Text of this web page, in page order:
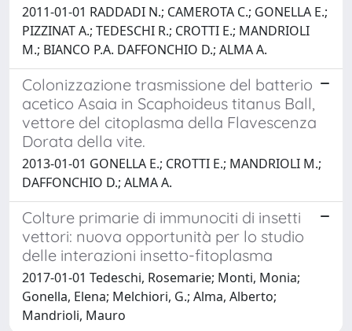
2011-01-01 RADDADI N.; CAMEROTA C.; GONELLA E.;
PIZZINAT A.; TEDESCHI R.; CROTTI E.; MANDRIOLI
M.; BIANCO P.A. DAFFONCHIO D.; ALMA A.
Colonizzazione trasmissione del batterio
acetico Asaia in Scaphoideus titanus Ball,
vettore del citoplasma della Flavescenza
Dorata della vite.
2013-01-01 GONELLA E.; CROTTI E.; MANDRIOLI M.;
DAFFONCHIO D.; ALMA A.
Colture primarie di immunociti di insetti
vettori: nuova opportunità per lo studio
delle interazioni insetto-fitoplasma
2017-01-01 Tedeschi, Rosemarie; Monti, Monia;
Gonella, Elena; Melchiori, G.; Alma, Alberto;
Mandrioli, Mauro